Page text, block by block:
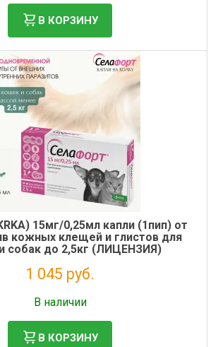
В КОРЗИНУ
15мг/0,25мл капли (1пип) от
кожных клещей и глистов для
собак до 2,5кг (ЛИЦЕНЗИЯ)
1 045 руб.
В наличии
В КОРЗИНУ